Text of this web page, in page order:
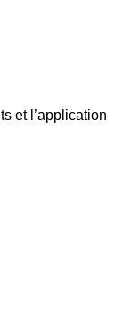
et l’application